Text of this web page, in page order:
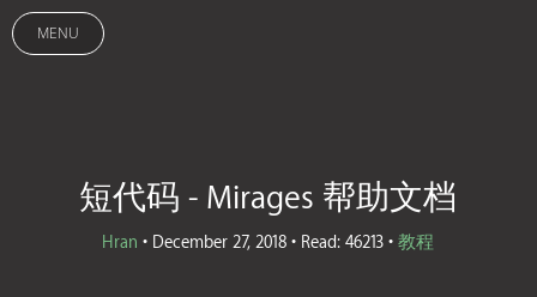
MENU
短代码 - Mirages 帮助文档
Hran • December 27, 2018 • Read: 46213 • 教程